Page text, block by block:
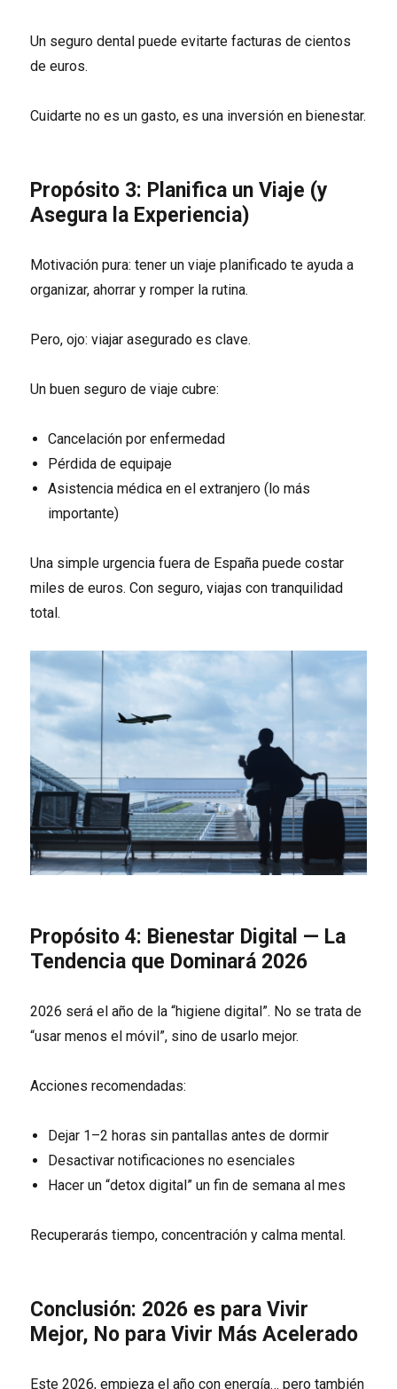
Un seguro dental puede evitarte facturas de cientos
de euros.
Cuidarte no es un gasto, es una inversión en bienestar.
Propósito 3: Planifica un Viaje (y
Asegura la Experiencia)
Motivación pura: tener un viaje planificado te ayuda a
organizar, ahorrar y romper la rutina.
Pero, ojo: viajar asegurado es clave.
Un buen seguro de viaje cubre:
Cancelación por enfermedad
Pérdida de equipaje
Asistencia médica en el extranjero (lo más
importante)
Una simple urgencia fuera de España puede costar
miles de euros. Con seguro, viajas con tranquilidad
total.
Propósito 4: Bienestar Digital — La
Tendencia que Dominará 2026
2026 será el año de la “higiene digital”. No se trata de
“usar menos el móvil”, sino de usarlo mejor.
Acciones recomendadas:
Dejar 1–2 horas sin pantallas antes de dormir
Desactivar notificaciones no esenciales
Hacer un “detox digital” un fin de semana al mes
Recuperarás tiempo, concentración y calma mental.
Conclusión: 2026 es para Vivir
Mejor, No para Vivir Más Acelerado
Este 2026, empieza el año con energía… pero también